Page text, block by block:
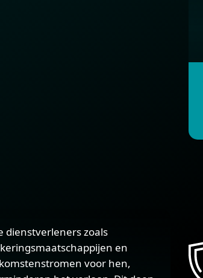
dienstverleners zoals
en
voor hen,